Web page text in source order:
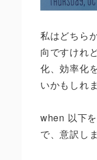
私はどちら
向ですけれ
化、効率化
いかもしれ
when 以下
で、意訳しま